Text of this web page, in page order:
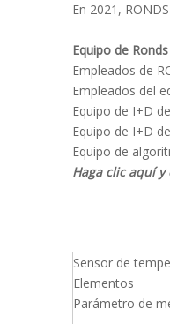
En 2021,
Equipo de Ronds
Empleados de
Empleados del
Equipo de I+D
Equipo de I+D
Equipo de
Haga clic aquí
Sensor de
Elementos
Parámetro de